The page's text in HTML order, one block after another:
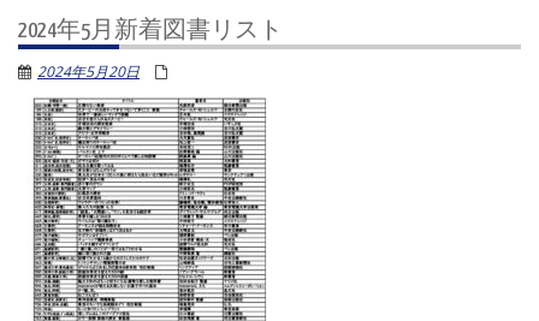
2024年5月新着図書リスト
2024年5月20日